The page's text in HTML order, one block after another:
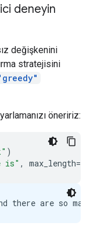
deneyin
değişkenini
stratejisini
öneririz:
)
is" , max_length=